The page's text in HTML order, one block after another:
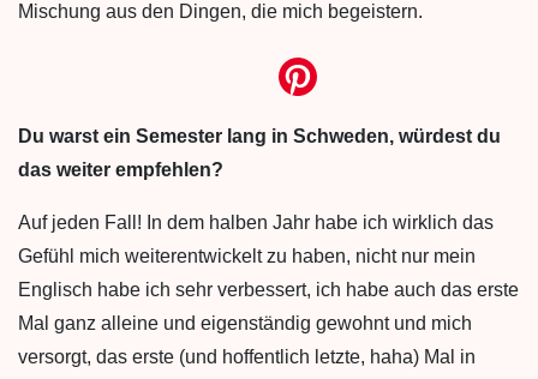
Mischung aus den Dingen, die mich begeistern.
Du warst ein Semester lang in Schweden, würdest du
das weiter empfehlen?
Auf jeden Fall! In dem halben Jahr habe ich wirklich das
Gefühl mich weiterentwickelt zu haben, nicht nur mein
Englisch habe ich sehr verbessert, ich habe auch das erste
Mal ganz alleine und eigenständig gewohnt und mich
versorgt, das erste (und hoffentlich letzte, haha) Mal in